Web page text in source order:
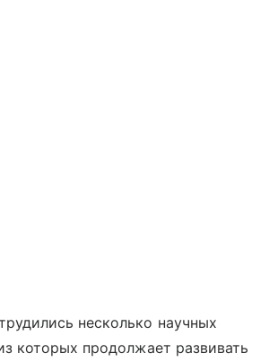
несколько научных
которых продолжает развивать